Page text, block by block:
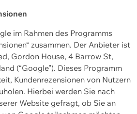
im Rahmen des Programms
zusammen. Der Anbieter ist
Gordon House, 4 Barrow St,
(“Google”). Dieses Programm
Kundenrezensionen von Nutzern
Hierbei werden Sie nach
Website gefragt, ob Sie an